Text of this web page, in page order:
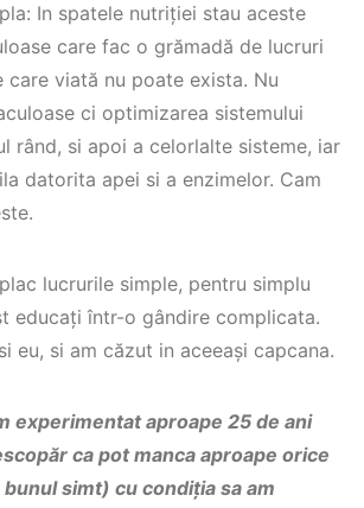
In spatele nutriției stau aceste
care fac o grămadă de lucruri
care viată nu poate exista. Nu
ci optimizarea sistemului
rând, si apoi a celorlalte sisteme, iar
datorita apei si a enzimelor. Cam
lucrurile simple, pentru simplu
educați într-o gândire complicata.
eu, si am căzut in aceeași capcana.
experimentat aproape 25 de ani
ca pot manca aproape orice
simt) cu condiția sa am